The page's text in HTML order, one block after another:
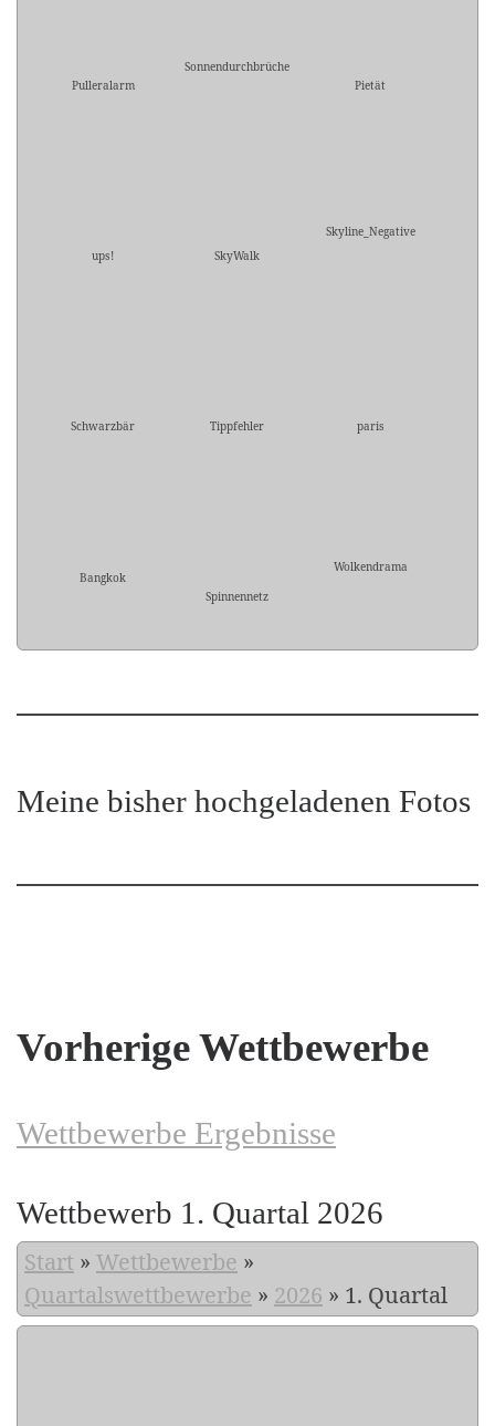
Pulleralarm
Sonnendurchbrüche
Pietät
ups! SkyWalk
Skyline_Negative
Schwarzbär Tippfehler paris
Bangkok
Spinnennetz
Wolkendrama
Meine bisher hochgeladenen Fotos
Vorherige Wettbewerbe
Wettbewerbe Ergebnisse
Wettbewerb 1. Quartal 2026
Start » Wettbewerbe »
Quartalswettbewerbe » 2026 » 1. Quartal